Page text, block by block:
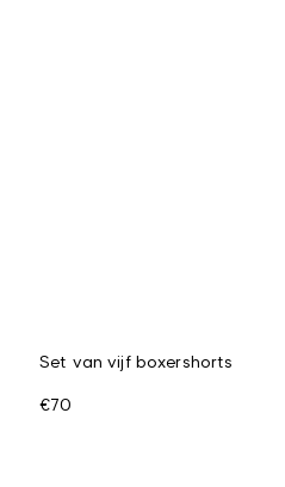
Set van vijf boxershorts
€70